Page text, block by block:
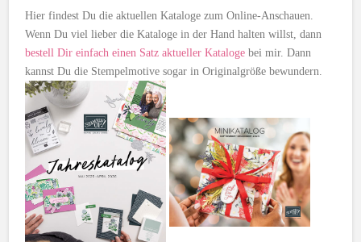
Hier findest Du die aktuellen Kataloge zum Online-Anschauen.
Wenn Du viel lieber die Kataloge in der Hand halten willst, dann
bestell Dir einfach einen Satz aktueller Kataloge bei mir. Dann
kannst Du die Stempelmotive sogar in Originalgröße bewundern.